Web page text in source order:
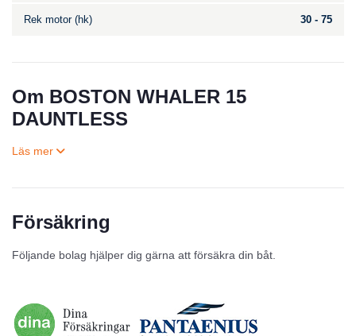
Rek motor (hk) 30 - 75
Om BOSTON WHALER 15
DAUNTLESS
Försäkring
Följande bolag hjälper dig gärna att försäkra din båt.